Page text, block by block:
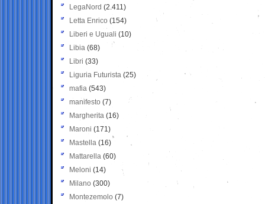
LegaNord (2.411)
Letta Enrico (154)
Liberi e Uguali (10)
Libia (68)
Libri (33)
Liguria Futurista (25)
mafia (543)
manifesto (7)
Margherita (16)
Maroni (171)
Mastella (16)
Mattarella (60)
Meloni (14)
Milano (300)
Montezemolo (7)